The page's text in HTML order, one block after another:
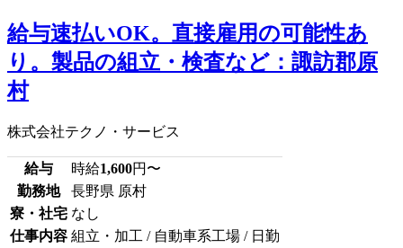
給与速払いOK。直接雇用の可能性あ
り。製品の組立・検査など：諏訪郡原
村
株式会社テクノ・サービス
給与 時給1,600円〜
勤務地
長野県 原村
寮・社宅 なし
仕事内容 組立・加工 / 自動車系工場 / 日勤